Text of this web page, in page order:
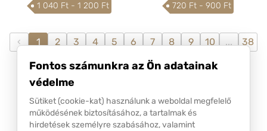
1 040 Ft - 1 200 Ft 720 Ft - 900 Ft
‹ 1 2 3 4 5 6 7 8 9 10 ...
38
39
›
Fontos számunkra az Ön adatainak
védelme
Sütiket (cookie-kat) használunk a weboldal megfelelő
működésének biztosításához, a tartalmak és
hirdetések személyre szabásához, valamint